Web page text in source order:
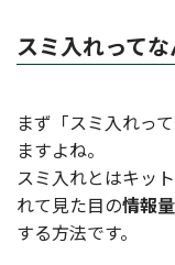
スミ入れってな
まず「スミ入れっ
ますよね。
スミ入れとはキッ
れて見た目の情報
する方法です。